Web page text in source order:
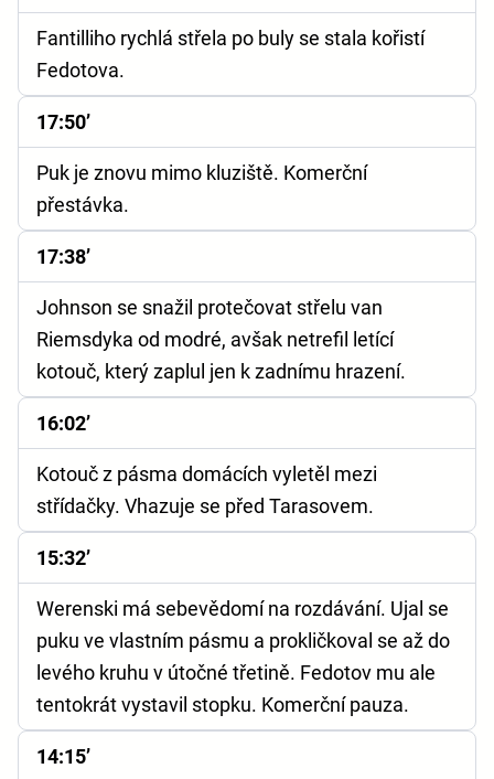
Fantilliho rychlá střela po buly se stala kořistí
Fedotova.
17:50’
Puk je znovu mimo kluziště. Komerční
přestávka.
17:38’
Johnson se snažil protečovat střelu van
Riemsdyka od modré, avšak netrefil letící
kotouč, který zaplul jen k zadnímu hrazení.
16:02’
Kotouč z pásma domácích vyletěl mezi
střídačky. Vhazuje se před Tarasovem.
15:32’
Werenski má sebevědomí na rozdávání. Ujal se
puku ve vlastním pásmu a prokličkoval se až do
levého kruhu v útočné třetině. Fedotov mu ale
tentokrát vystavil stopku. Komerční pauza.
14:15’